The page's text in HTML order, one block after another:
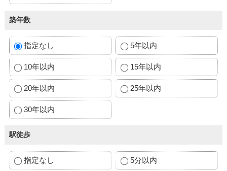
築年数
指定なし 5年以内
10年以内 15年以内
20年以内 25年以内
30年以内
駅徒歩
指定なし 5分以内